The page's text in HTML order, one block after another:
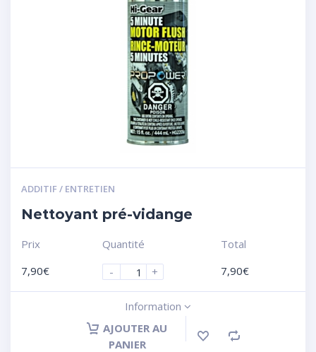
ADDITIF / ENTRETIEN
Nettoyant pré-vidange
Prix
7,90€
Quantité
-
+
Total
7,90€
Information
AJOUTER AU
PANIER